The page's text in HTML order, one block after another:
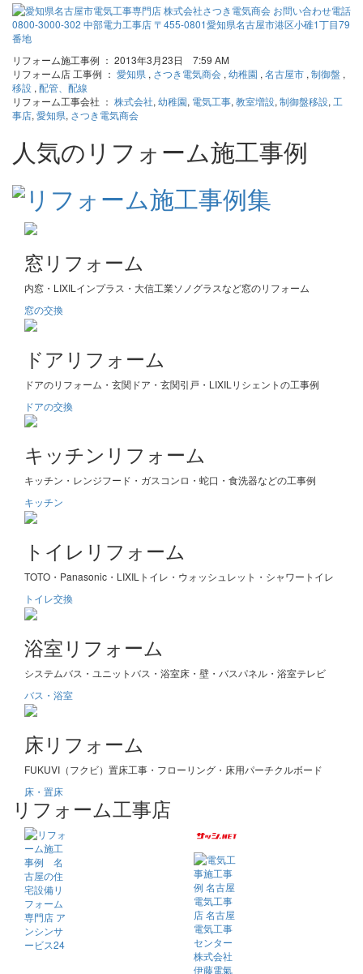
リフォーム施工事例 ： 2013年3月23日 7:59 AM
リフォーム店 工事例 ： 愛知県 , さつき電気商会 , 幼稚園 , 名古屋市 , 制御盤 ,
移設 , 配管、配線
リフォーム工事会社 ： 株式会社, 幼稚園, 電気工事, 教室増設, 制御盤移設, 工
事店, 愛知県, さつき電気商会
人気のリフォーム施工事例
窓リフォーム
内窓・LIXILインプラス・大信工業ソノグラスなど窓のリフォーム
窓の交換
ドアリフォーム
ドアのリフォーム・玄関ドア・玄関引戸・LIXILリシェントの工事例
ドアの交換
キッチンリフォーム
キッチン・レンジフード・ガスコンロ・蛇口・食洗器などの工事例
キッチン
トイレリフォーム
TOTO・Panasonic・LIXILトイレ・ウォッシュレット・シャワートイレ
トイレ交換
浴室リフォーム
システムバス・ユニットバス・浴室床・壁・バスパネル・浴室テレビ
バス・浴室
床リフォーム
FUKUVI（フクビ）置床工事・フローリング・床用パーチクルボード
床・置床
リフォーム工事店